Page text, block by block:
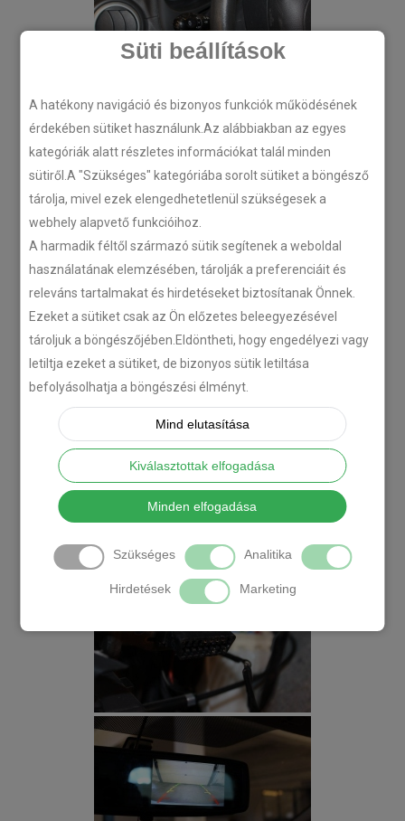
Süti beállítások
A hatékony navigáció és bizonyos funkciók működésének
érdekében sütiket használunk.Az alábbiakban az egyes
kategóriák alatt részletes információkat talál minden
sütiről.A "Szükséges" kategóriába sorolt sütiket a böngésző
tárolja, mivel ezek elengedhetetlenül szükségesek a
webhely alapvető funkcióihoz.
A harmadik féltől származó sütik segítenek a weboldal
használatának elemzésében, tárolják a preferenciáit és
releváns tartalmakat és hirdetéseket biztosítanak Önnek.
Ezeket a sütiket csak az Ön előzetes beleegyezésével
tároljuk a böngészőjében.Eldöntheti, hogy engedélyezi vagy
letiltja ezeket a sütiket, de bizonyos sütik letiltása
befolyásolhatja a böngészési élményt.
Mind elutasítása
Kiválasztottak elfogadása
Minden elfogadása
Szükséges Analitika
Hirdetések Marketing